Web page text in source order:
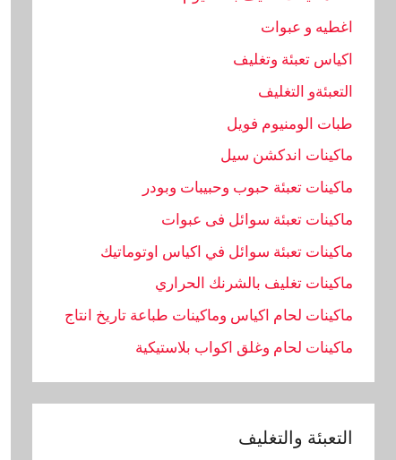
اغطيه و عبوات
اكياس تعبئة وتغليف
التعبئةو التغليف
طبات الومنيوم فويل
ماكينات اندكشن سيل
ماكينات تعبئة حبوب وحبيبات وبودر
ماكينات تعبئة سوائل فى عبوات
ماكينات تعبئة سوائل في اكياس اوتوماتيك
ماكينات تغليف بالشرنك الحراري
ماكينات لحام اكياس وماكينات طباعة تاريخ انتاج
ماكينات لحام وغلق اكواب بلاستيكية
التعبئة والتغليف